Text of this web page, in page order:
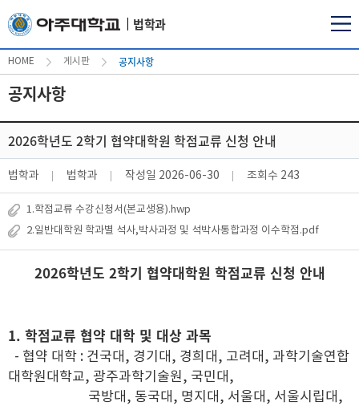
법학과
HOME 게시판 공지사항
공지사항
2026학년도 2학기 협약대학원 학점교류 신청 안내
법학과 법학과 작성일 2026-06-30 조회수 243
1.학점교류 수강신청서(본교생용).hwp
2.일반대학원 학과별 석사,박사과정 및 석박사통합과정 이수학점.pdf
2026학년도 2학기 협약대학원 학점교류 신청 안내
1. 학점교류 협약 대학 및 대상 과목
- 협약 대학 : 건국대, 경기대, 경희대, 고려대, 과학기술연합
대학원대학교, 광주과학기술원, 국민대,
국방대, 동국대, 명지대, 서울대, 서울시립대,